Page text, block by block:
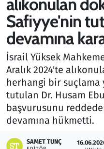
Safiyye'nin
devamına
İsrail Yüksek
Aralık 2024'te
herhangi bir
tutulan Dr. Husam
başvurusunu
devamına hükmetti.
SAMET TUNÇ
Kurumsal Haberler
Lezzet Durağı
Memur ve Kamu
Otomobil
Oyun
Ramazan